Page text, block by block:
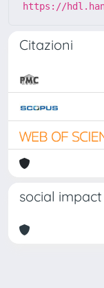
https://
Citazioni
social impact